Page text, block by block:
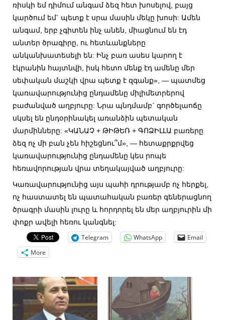
ռիսկի եմ դիմում անգամ ձեզ հետ խոսելով, բայց
կարծում եմ` պետք է սրա մասին մեկը խոսի: Ամեն
անգամ, երբ չգիտեն ինչ անեն, միացնում են էդ
անտեր ծրագիրը, ու հետևանքները
անկանխատեսելի են: Ինչ բառ ասես կարող է
էկրանին հայտնվի, իսկ հետո մենք էդ ամենը մեր
սեփական մաշկի վրա պետք է զգանք», — պատմեց
կառավարությունից ընդամենը միլիմետրերով
բաժանված աղբյուրը: Նրա պնդմամբ` գործելաոճը
սկսել են ընդօրինակել առանձին պետական
մարմինները: «ԿԱՆԱՉ + ԹԻԹԵՌ + ԳՈՁԻԼԼԱ բառերը
ձեզ ոչ մի բան չեն հիշեցնու՞մ», — հետաքրքրվեց
կառավարությունից ընդամենը կես րոպե
հեռավորության վրա տեղակայված աղբյուրը:
Կառավարությունից այս պահի դրությամբ ոչ հերքել,
ոչ հաստատել են պատահական բառեր գեներացնող
ծրագրի մասին լուրը և հորդորել են մեր աղբյուրին մի
փոքր ավելի հեռու կանգնել:
Telegram WhatsApp
Email
More